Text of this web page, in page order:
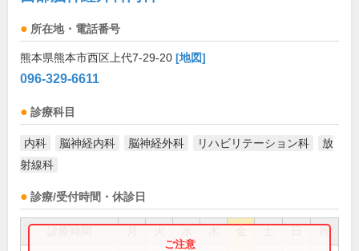
所在地・電話番号
熊本県熊本市西区上代7-29-20 [地図]
096-329-6611
診療科目
内科 脳神経内科 脳神経外科 リハビリテーション科
放
射線科
診療/受付時間・休診日
祝